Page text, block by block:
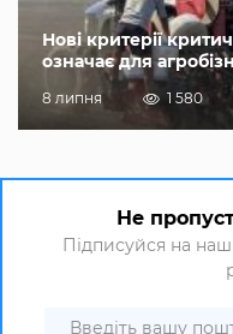
Нові критерії
означає для
8 липня 1 580
Не
Підписуйся на